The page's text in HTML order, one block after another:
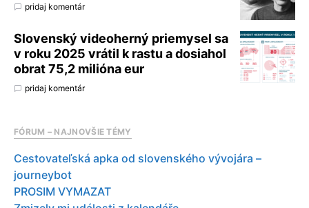
pridaj komentár
Slovenský videoherný priemysel sa
v roku 2025 vrátil k rastu a dosiahol
obrat 75,2 milióna eur
pridaj komentár
FÓRUM – NAJNOVŠIE TÉMY
Cestovateľská apka od slovenského vývojára –
journeybot
PROSIM VYMAZAT